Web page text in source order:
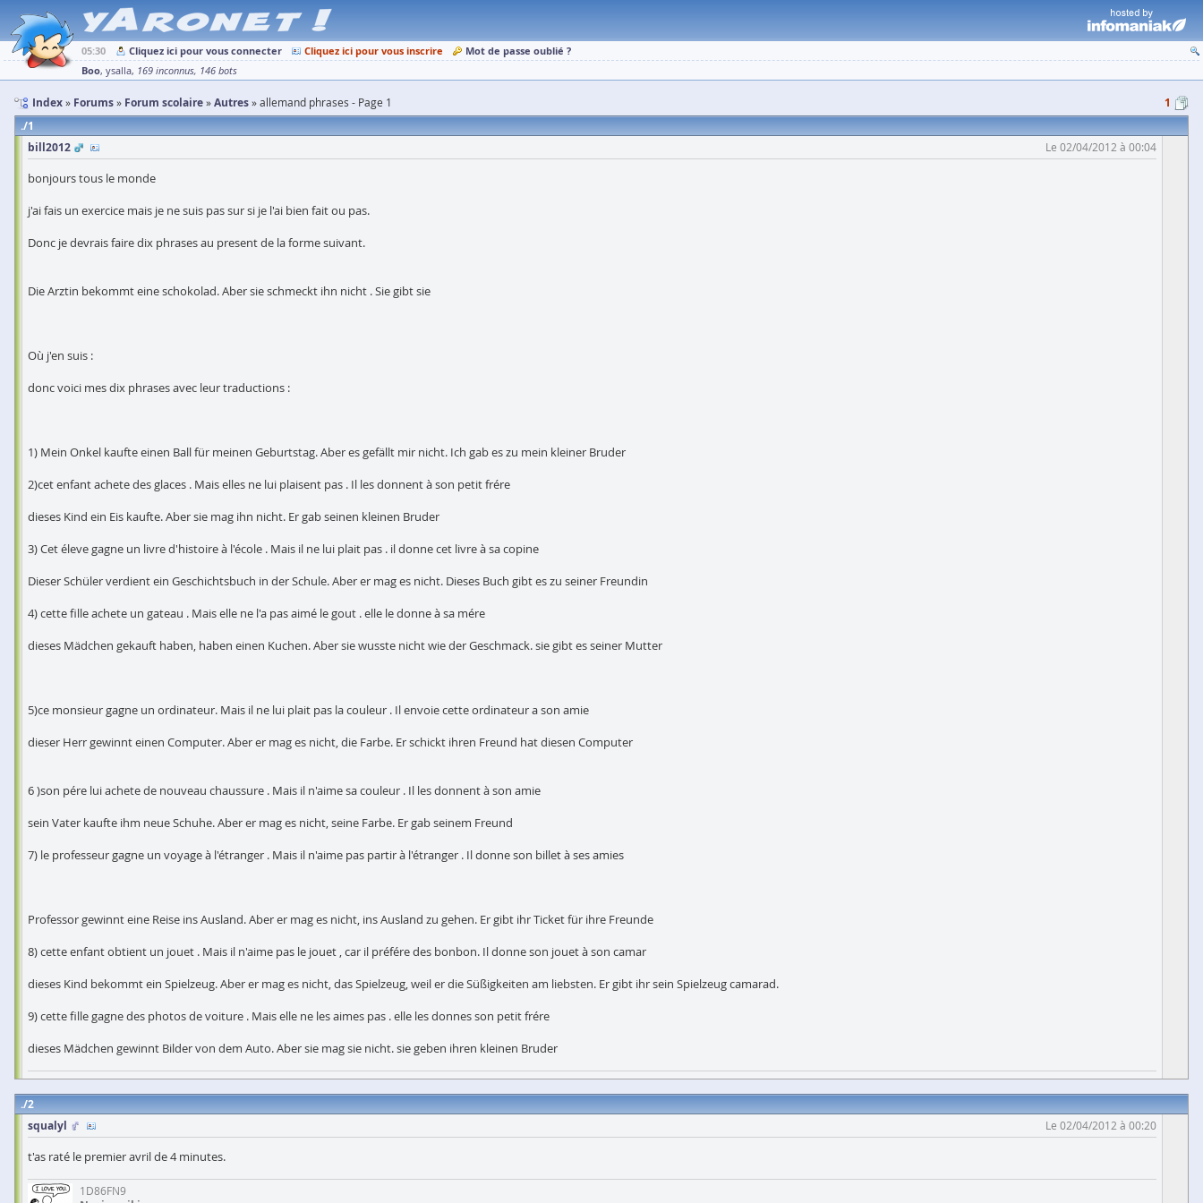
05:30 Cliquez ici pour vous connecter Cliquez ici pour vous inscrire
Mot de passe oublié ?
Boo ysalla 169 inconnus 146 bots
Index Forums Forum scolaire Autres allemand phrases - Page 1
1
1
bill2012
Le 02/04/2012 à 00:04
bonjours tous le monde
j'ai fais un exercice mais je ne suis pas sur si je l'ai bien fait ou pas.
Donc je devrais faire dix phrases au present de la forme suivant.
Die Arztin bekommt eine schokolad. Aber sie schmeckt ihn nicht . Sie gibt sie
Où j'en suis :
donc voici mes dix phrases avec leur traductions :
1) Mein Onkel kaufte einen Ball für meinen Geburtstag. Aber es gefällt mir nicht. Ich gab es zu mein kleiner Bruder
2)cet enfant achete des glaces . Mais elles ne lui plaisent pas . Il les donnent à son petit frére
dieses Kind ein Eis kaufte. Aber sie mag ihn nicht. Er gab seinen kleinen Bruder
3) Cet éleve gagne un livre d'histoire à l'école . Mais il ne lui plait pas . il donne cet livre à sa copine
Dieser Schüler verdient ein Geschichtsbuch in der Schule. Aber er mag es nicht. Dieses Buch gibt es zu seiner Freundin
4) cette fille achete un gateau . Mais elle ne l'a pas aimé le gout . elle le donne à sa mére
dieses Mädchen gekauft haben, haben einen Kuchen. Aber sie wusste nicht wie der Geschmack. sie gibt es seiner Mutter
5)ce monsieur gagne un ordinateur. Mais il ne lui plait pas la couleur . Il envoie cette ordinateur a son amie
dieser Herr gewinnt einen Computer. Aber er mag es nicht, die Farbe. Er schickt ihren Freund hat diesen Computer
6 )son pére lui achete de nouveau chaussure . Mais il n'aime sa couleur . Il les donnent à son amie
sein Vater kaufte ihm neue Schuhe. Aber er mag es nicht, seine Farbe. Er gab seinem Freund
7) le professeur gagne un voyage à l'étranger . Mais il n'aime pas partir à l'étranger . Il donne son billet à ses amies
Professor gewinnt eine Reise ins Ausland. Aber er mag es nicht, ins Ausland zu gehen. Er gibt ihr Ticket für ihre Freunde
8) cette enfant obtient un jouet . Mais il n'aime pas le jouet , car il préfére des bonbon. Il donne son jouet à son camar
dieses Kind bekommt ein Spielzeug. Aber er mag es nicht, das Spielzeug, weil er die Süßigkeiten am liebsten. Er gibt ihr sein Spielzeug camarad.
9) cette fille gagne des photos de voiture . Mais elle ne les aimes pas . elle les donnes son petit frére
dieses Mädchen gewinnt Bilder von dem Auto. Aber sie mag sie nicht. sie geben ihren kleinen Bruder
2
squalyl
Le 02/04/2012 à 00:20
t'as raté le premier avril de 4 minutes.
1D86FN9